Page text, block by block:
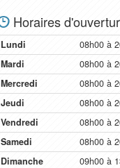
Horaires
Lundi
08h00 à
Mardi
08h00 à
Mercredi
08h00 à
Jeudi
08h00 à
Vendredi
08h00 à
Samedi
08h00 à
Dimanche
09h00 à